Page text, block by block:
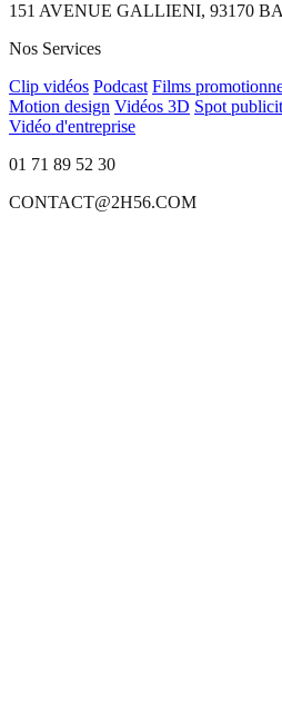
151 AVENUE GALLIENI, 93170
Nos Services
Clip vidéos Podcast Films
Motion design Vidéos 3D Spot
Vidéo d'entreprise
01 71 89 52 30
CONTACT@2H56.COM